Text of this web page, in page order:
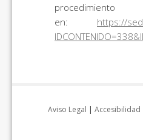
procedimiento
en: https://
Aviso Legal | Accesibilidad